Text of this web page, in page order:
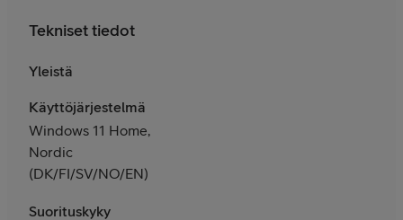
Tekniset tiedot
Yleistä
Käyttöjärjestelmä
Windows 11 Home,
Nordic
(DK/FI/SV/NO/EN)
Suorituskyky